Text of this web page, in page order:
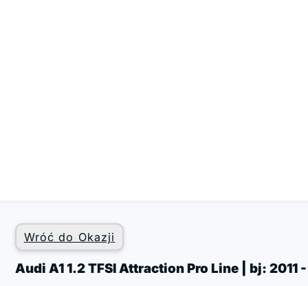
Wróć do Okazji
Audi A1 1.2 TFSI Attraction Pro Line | bj: 2011